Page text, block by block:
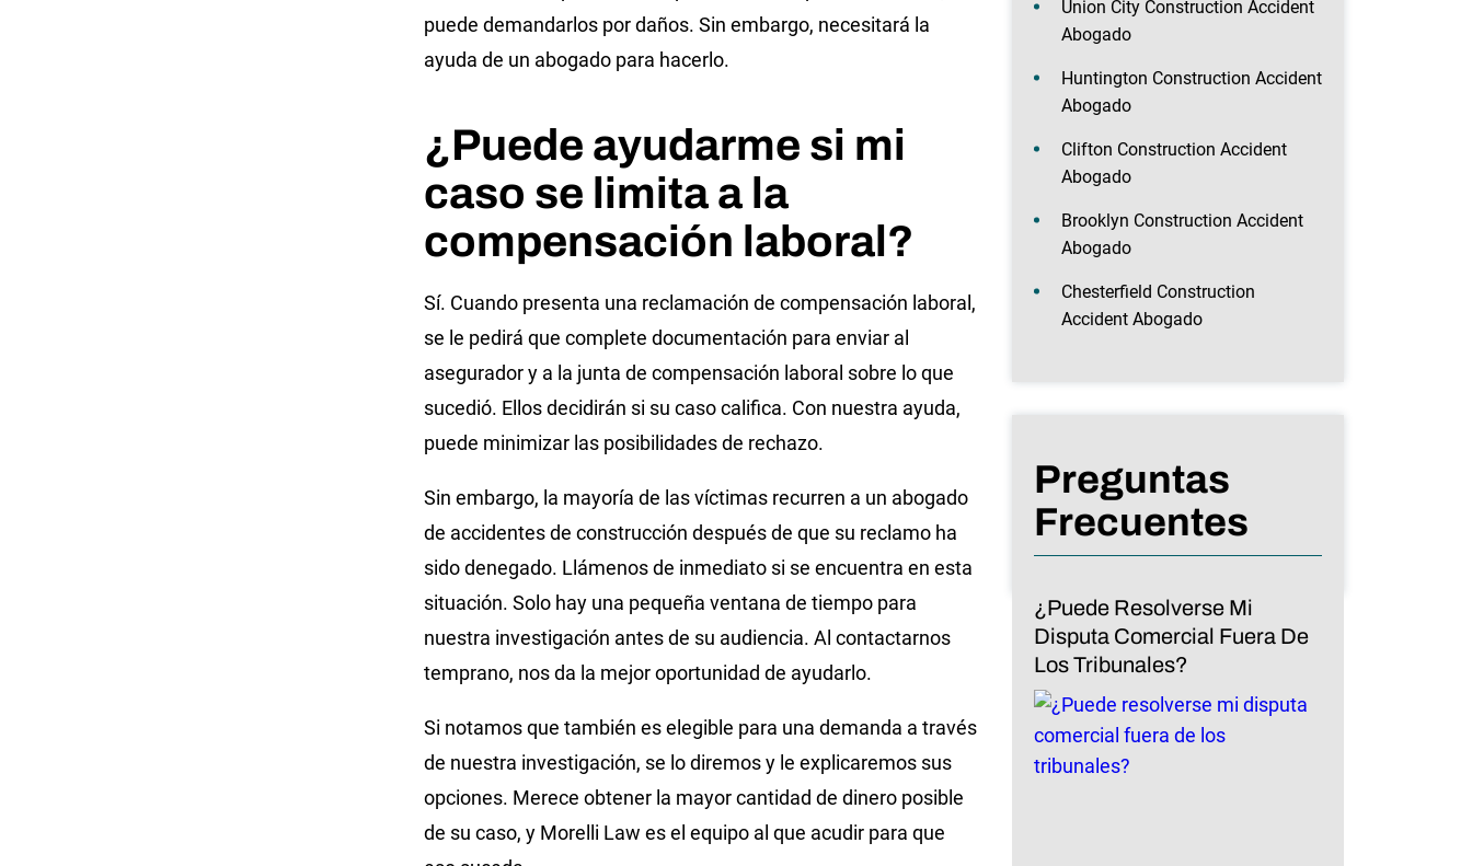
puede demandarlos por daños. Sin embargo, necesitará la
ayuda de un abogado para hacerlo.
¿Puede ayudarme si mi
caso se limita a la
compensación laboral?
Sí. Cuando presenta una reclamación de compensación laboral,
se le pedirá que complete documentación para enviar al
asegurador y a la junta de compensación laboral sobre lo que
sucedió. Ellos decidirán si su caso califica. Con nuestra ayuda,
puede minimizar las posibilidades de rechazo.
Sin embargo, la mayoría de las víctimas recurren a un abogado
de accidentes de construcción después de que su reclamo ha
sido denegado. Llámenos de inmediato si se encuentra en esta
situación. Solo hay una pequeña ventana de tiempo para
nuestra investigación antes de su audiencia. Al contactarnos
temprano, nos da la mejor oportunidad de ayudarlo.
Si notamos que también es elegible para una demanda a través
de nuestra investigación, se lo diremos y le explicaremos sus
opciones. Merece obtener la mayor cantidad de dinero posible
de su caso, y Morelli Law es el equipo al que acudir para que
Union City Construction Accident
Abogado
Huntington Construction Accident
Abogado
Clifton Construction Accident
Abogado
Brooklyn Construction Accident
Abogado
Chesterfield Construction
Accident Abogado
Preguntas
Frecuentes
¿Puede Resolverse Mi
Disputa Comercial Fuera De
Los Tribunales?